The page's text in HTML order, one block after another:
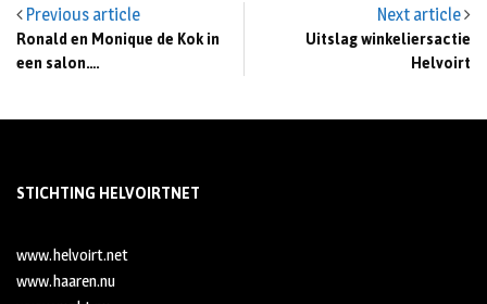
Previous article
Ronald en Monique de Kok in
een salon….
Next article
Uitslag winkeliersactie
Helvoirt
STICHTING HELVOIRTNET
www.helvoirt.net
www.haaren.nu